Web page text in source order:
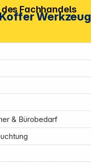
Werkzeug
& Bürobedarf
des Fachhandels